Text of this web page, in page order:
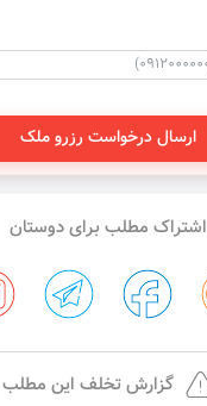
ارسال درخواست رزرو ملک
اشتراک مطلب برای دوستان
گزارش تخلف این مطلب